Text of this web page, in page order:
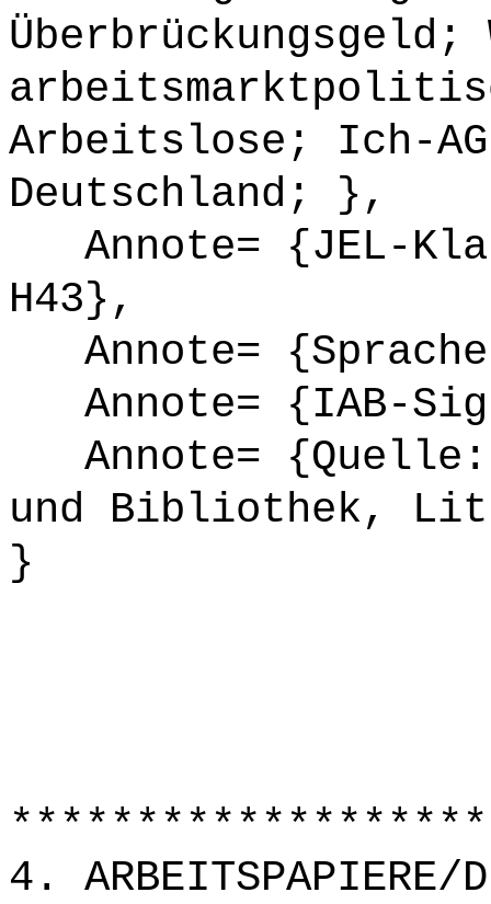
Arbeitslose; Ich-
Deutschland; },
Annote= {JEL-
H43},
Annote=
Annote= {IAB-
Annote= {Quelle:
und Bibliothek,
}
4. ARBEITSPAPIERE/